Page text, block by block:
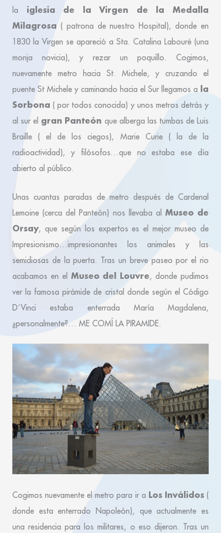
la iglesia de la Virgen de la Medalla
Milagrosa ( patrona de nuestro Hospital), donde en
1830 la Virgen se apareció a Sta. Catalina Labouré (una
monja novicia), y rezar un poquillo. Cogimos,
nuevamente metro hacia St. Michele, y cruzando el
puente St Michele y caminando hacia el Sur llegamos a la
Sorbona ( por todos conocida) y unos metros detrás y
al sur el gran Panteón que alberga las tumbas de Luis
Braille ( el de los ciegos), Marie Curie ( la de la
radioactividad), y filósofos…que no estaba ese día
abierto al público.
Unas cuantas paradas de metro después de Cardenal
Lemoine (cerca del Panteón) nos llevaba al Museo de
Orsay, que según los expertos es el mejor museo de
Impresionismo…impresionantes los animales y las
semidiosas de la puerta. Tras un breve paseo por el rio
acabamos en el Museo del Louvre, donde pudimos
ver la famosa pirámide de cristal donde según el Código
D´Vinci estaba enterrada María Magdalena,
¿personalmente?… ME COMÍ LA PIRAMIDE.
Cogimos nuevamente el metro para ir a Los Inválidos(
donde esta enterrado Napoleón), que actualmente es
una residencia para los militares, o eso dijeron. Tras un